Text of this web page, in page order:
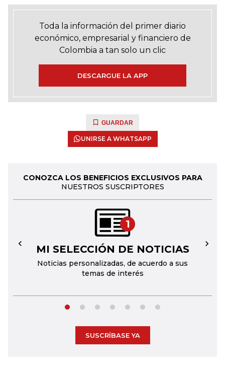
Toda la información del primer diario
económico, empresarial y financiero de
Colombia a tan solo un clic
DESCARGUE LA APP
GUARDAR
UNIRSE A WHATSAPP
CONOZCA LOS BENEFICIOS EXCLUSIVOS PARA
NUESTROS SUSCRIPTORES
1
MI SELECCIÓN DE NOTICIAS
Noticias personalizadas, de acuerdo a sus
temas de interés
← →
SUSCRÍBASE YA